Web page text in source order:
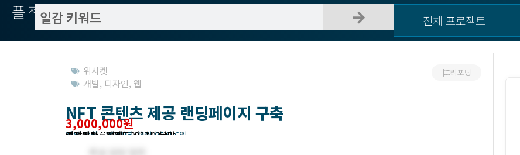
플젝서치 전체 프로젝트
위시켓
개발, 디자인, 웹
리포팅
NFT 콘텐츠 제공 랜딩페이지 구축
3,000,000원
작업방식 : 외주(도급)
모집기한 : 2022년 04월 05일 6일
예상기간 : 14일
위시켓등록일자 : 2022.03.22.
고객위치 : 경기도 성남시 분당구